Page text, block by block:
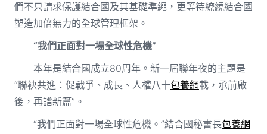
們不只請求保護結合國及其基礎準繩，更等待繚繞結合國
塑造加倍無力的全球管理框架。
“我們正面對一場全球性危機”
本年是結合國成立80周年。新一屆聯年夜的主題是
“聯袂共進：促戰爭、成長、人權八十包養網載，承前啟
後，再譜新篇”。
“我們正面對一場全球性危機。”結合國秘書長包養網